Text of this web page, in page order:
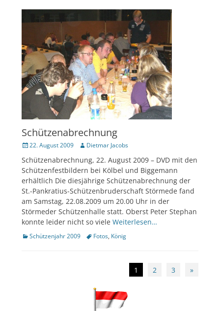
Schützenabrechnung
Veröffentlicht
22. August 2009 Author
Dietmar Jacobs
Schützenabrechnung, 22. August 2009 – DVD mit den
Schützenfestbildern bei Kölbel und Biggemann
erhältlich Die diesjährige Schützenabrechnung der
St.-Pankratius-Schützenbruderschaft Störmede fand
am Samstag, 22.08.2009 um 20.00 Uhr in der
Störmeder Schützenhalle statt. Oberst Peter Stephan
konnte leider nicht so viele Weiterlesen…
Kategorien
Schützenjahr 2009 TagsFotos, König
1 2 3 »